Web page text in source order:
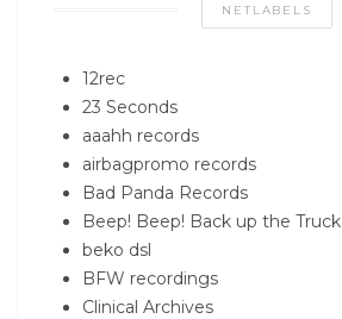
NETLABELS
12rec
23 Seconds
aaahh records
airbagpromo records
Bad Panda Records
Beep! Beep! Back up the Truck
beko dsl
BFW recordings
Clinical Archives